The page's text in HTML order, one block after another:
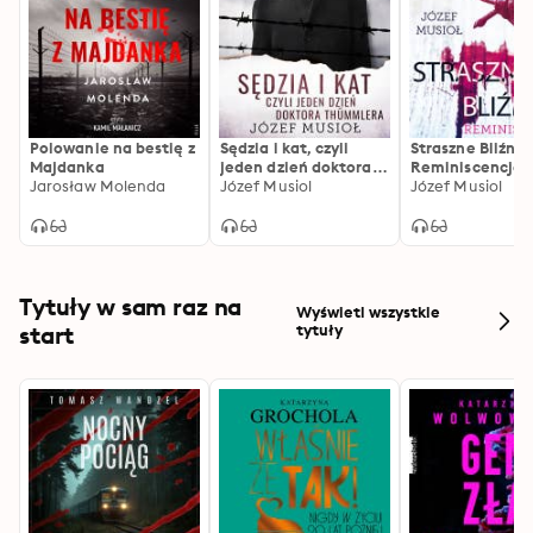
Polowanie na bestię z
Majdanka
Jarosław Molenda
Sędzia i kat, czyli
jeden dzień doktora
Thümmlera
Józef Musiol
Straszne
Reminiscencje
Józef Musiol
Tytuły w sam raz na
start
Wyświetl wszystkie
tytuły